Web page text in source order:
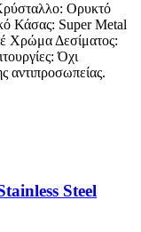
Ορυκτό
Κάσας: Super Metal
Χρώμα Δεσίματος:
Όχι
αντιπροσωπείας.
Steel